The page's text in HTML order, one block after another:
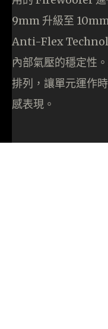
9mm 升級至
Anti-Flex
內部氣壓的穩定性
排列，讓單元運作
感表現。